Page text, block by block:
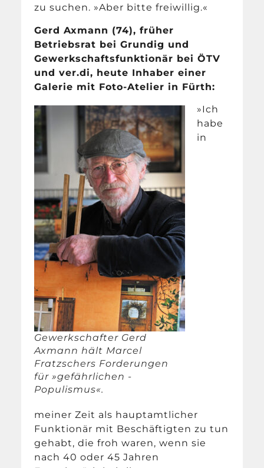
zu suchen. »Aber bitte freiwillig.«
Gerd Axmann (74), früher
Betriebsrat bei Grundig und
Gewerkschaftsfunktionär bei ÖTV
und ver.di, heute Inhaber einer
Galerie mit Foto-Atelier in Fürth:
Gewerkschafter Gerd
Axmann hält Marcel
Fratzschers Forderungen
für »gefährlichen ­
Populismus«.
»Ich
habe
in
meiner Zeit als hauptamtlicher
Funktionär mit Beschäftigten zu tun
gehabt, die froh waren, wenn sie
nach 40 oder 45 Jahren